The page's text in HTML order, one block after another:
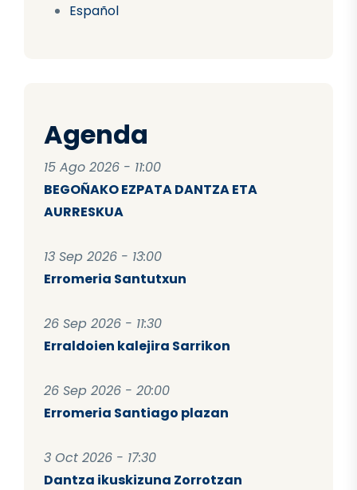
Español
Agenda
15 Ago 2026 - 11:00
BEGOÑAKO EZPATA DANTZA ETA
AURRESKUA
13 Sep 2026 - 13:00
Erromeria Santutxun
26 Sep 2026 - 11:30
Erraldoien kalejira Sarrikon
26 Sep 2026 - 20:00
Erromeria Santiago plazan
3 Oct 2026 - 17:30
Dantza ikuskizuna Zorrotzan